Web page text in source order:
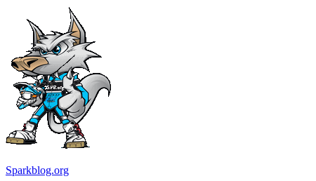
contenuto
Sparkblog.org